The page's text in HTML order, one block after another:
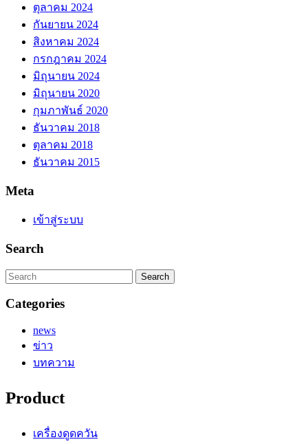
ตุลาคม 2024
กันยายน 2024
สิงหาคม 2024
กรกฎาคม 2024
มิถุนายน 2024
มิถุนายน 2020
กุมภาพันธ์ 2020
ธันวาคม 2018
ตุลาคม 2018
ธันวาคม 2015
Meta
เข้าสู่ระบบ
Search
Search
for:
Categories
news
ข่าว
บทความ
Product
เครื่องดูดควัน